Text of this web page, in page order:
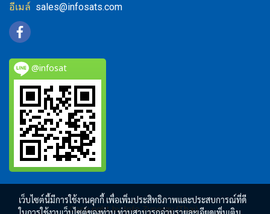
อีเมล์ sales@infosats.com
@infosat
Copy right by Info Zynergy (Thai)
เว็บไซต์นี้มีการใช้งานคุกกี้ เพื่อเพิ่มประสิทธิภาพและประสบการณ์ที่ดี